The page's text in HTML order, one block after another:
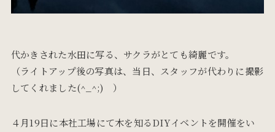
代かきされた水田に写る、サクラがとても綺麗です。
（ライトアップ後の写真は、当日、スタッフが代わりに撮影
してくれました(^_^;) ）
４月19日に本社工場にて木を知るDIYイベントを開催をい